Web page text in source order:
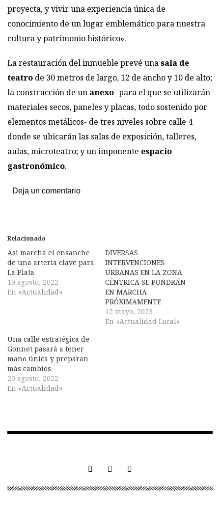
proyecta, y vivir una experiencia única de
conocimiento de un lugar emblemático para nuestra
cultura y patrimonio histórico».
La restauración del inmueble prevé unasala de
teatro de 30 metros de largo, 12 de ancho y 10 de alto;
la construcción de un anexo -para el que se utilizarán
materiales secos, paneles y placas, todo sostenido por
elementos metálicos- de tres niveles sobre calle 4
donde se ubicarán las salas de exposición, talleres,
aulas, microteatro; y un imponente espacio
gastronómico.
Deja un comentario
Relacionado
Así marcha el ensanche
de una arteria clave para
La Plata
19 agosto, 2022
En «Actualidad»
DIVERSAS
INTERVENCIONES
URBANAS EN LA ZONA
CÉNTRICA SE PONDRÁN
EN MARCHA
PRÓXIMAMENTE
12 mayo, 2023
En «Actualidad Local»
Una calle estratégica de
Gonnet pasará a tener
mano única y preparan
más cambios
20 agosto, 2022
En «Actualidad»